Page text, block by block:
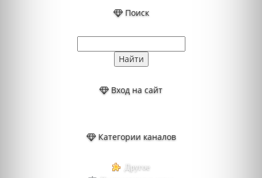
Поиск
Вход на сайт
Категории каналов
Другое